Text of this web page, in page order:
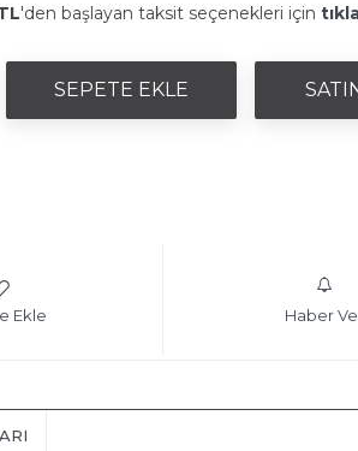
'den başlayan taksit seçenekleri için
Ekle Haber